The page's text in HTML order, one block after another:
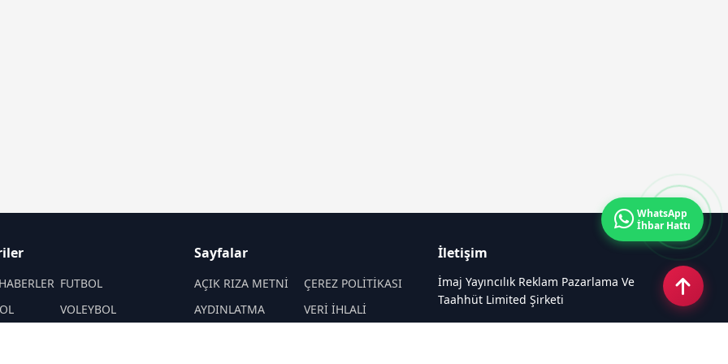
FUTBOL
VOLEYBOL
Sayfalar
AÇIK RIZA METNİ
ÇEREZ POLİTİKASI
AYDINLATMA
VERİ İHLALİ
İletişim
İmaj Yayıncılık Reklam Pazarlama Ve
Taahhüt Limited Şirketi
WhatsApp
İhbar Hattı